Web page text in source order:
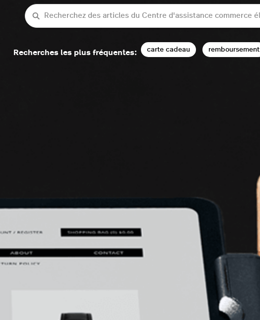
Recherche
Recherches les plus fréquentes: carte cadeau remboursement